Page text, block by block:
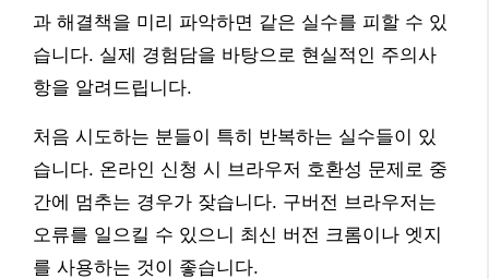
과 해결책을 미리 파악하면 같은 실수를 피할 수 있
습니다. 실제 경험담을 바탕으로 현실적인 주의사
항을 알려드립니다.
처음 시도하는 분들이 특히 반복하는 실수들이 있
습니다. 온라인 신청 시 브라우저 호환성 문제로 중
간에 멈추는 경우가 잦습니다. 구버전 브라우저는
오류를 일으킬 수 있으니 최신 버전 크롬이나 엣지
를 사용하는 것이 좋습니다.